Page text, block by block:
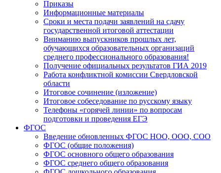
Приказы
Информационные материалы
Сроки и места подачи заявлений на сдачу
государственной итоговой аттестации
Вниманию выпускников прошлых лет,
обучающихся образовательных организаций
среднего профессионального образования!
Получение официальных результатов ГИА 2019
Работа конфликтной комиссии Свердловской
области
Итоговое сочинение (изложение)
Итоговое собеседование по русскому языку
Телефоны «горячей линии» по вопросам
подготовки и проведения ЕГЭ
ФГОС
Введение обновленных ФГОС НОО, ООО, СОО
ФГОС (общие положения)
ФГОС основного общего образования
ФГОС среднего общего образования